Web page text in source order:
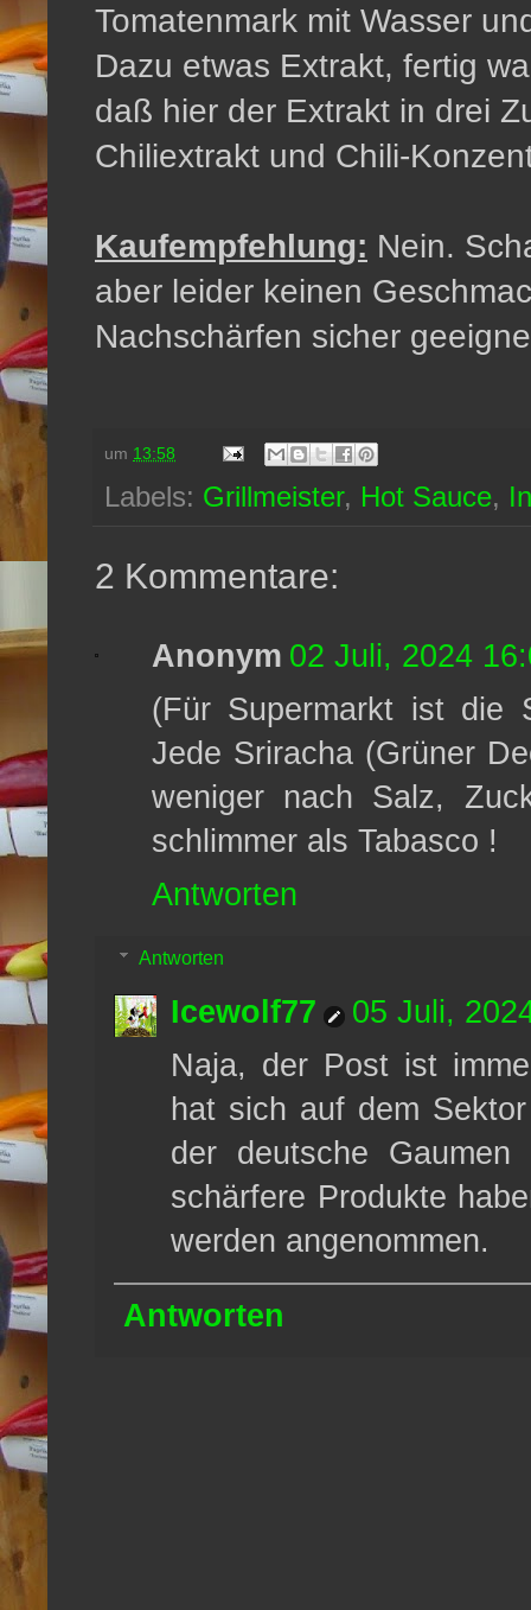
Tomatenmark mit Wasser
Dazu etwas Extrakt, fertig
daß hier der Extrakt in drei
Chiliextrakt und Chili-
Kaufempfehlung: Nein.
aber leider keinen
Nachschärfen sicher
um 13:58
Labels: Grillmeister, Hot Sauce,
2 Kommentare:
Anonym 02 Juli, 2024
(Für Supermarkt ist die
Jede Sriracha (Grüner
weniger nach Salz,
schlimmer als Tabasco !
Antworten
Antworten
Icewolf77
05 Juli,
Naja, der Post ist
hat sich auf dem
der deutsche
schärfere Produkte
werden angenommen.
Antworten